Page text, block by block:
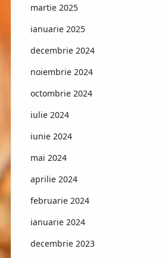
martie 2025
ianuarie 2025
decembrie 2024
noiembrie 2024
octombrie 2024
iulie 2024
iunie 2024
mai 2024
aprilie 2024
februarie 2024
ianuarie 2024
decembrie 2023